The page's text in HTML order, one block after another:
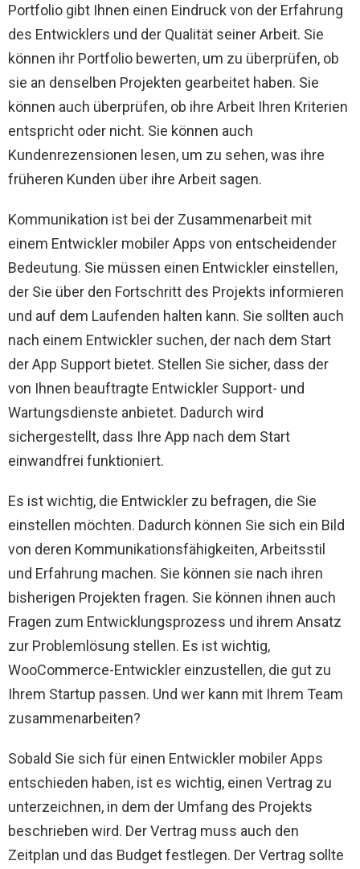
Portfolio gibt Ihnen einen Eindruck von der Erfahrung
des Entwicklers und der Qualität seiner Arbeit. Sie
können ihr Portfolio bewerten, um zu überprüfen, ob
sie an denselben Projekten gearbeitet haben. Sie
können auch überprüfen, ob ihre Arbeit Ihren Kriterien
entspricht oder nicht. Sie können auch
Kundenrezensionen lesen, um zu sehen, was ihre
früheren Kunden über ihre Arbeit sagen.
Kommunikation ist bei der Zusammenarbeit mit
einem Entwickler mobiler Apps von entscheidender
Bedeutung. Sie müssen einen Entwickler einstellen,
der Sie über den Fortschritt des Projekts informieren
und auf dem Laufenden halten kann. Sie sollten auch
nach einem Entwickler suchen, der nach dem Start
der App Support bietet. Stellen Sie sicher, dass der
von Ihnen beauftragte Entwickler Support- und
Wartungsdienste anbietet. Dadurch wird
sichergestellt, dass Ihre App nach dem Start
einwandfrei funktioniert.
Es ist wichtig, die Entwickler zu befragen, die Sie
einstellen möchten. Dadurch können Sie sich ein Bild
von deren Kommunikationsfähigkeiten, Arbeitsstil
und Erfahrung machen. Sie können sie nach ihren
bisherigen Projekten fragen. Sie können ihnen auch
Fragen zum Entwicklungsprozess und ihrem Ansatz
zur Problemlösung stellen. Es ist wichtig,
WooCommerce-Entwickler einzustellen, die gut zu
Ihrem Startup passen. Und wer kann mit Ihrem Team
zusammenarbeiten?
Sobald Sie sich für einen Entwickler mobiler Apps
entschieden haben, ist es wichtig, einen Vertrag zu
unterzeichnen, in dem der Umfang des Projekts
beschrieben wird. Der Vertrag muss auch den
Zeitplan und das Budget festlegen. Der Vertrag sollte